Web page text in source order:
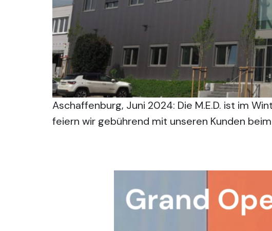
Aschaffenburg, Juni 2024: Die M.E.D. ist im
feiern wir gebührend mit unseren Kunden